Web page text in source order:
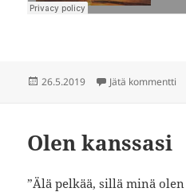
Julkaistu
26.5.2019 Jätä kommentti
Olen kanssasi
”Älä pelkää, sillä minä